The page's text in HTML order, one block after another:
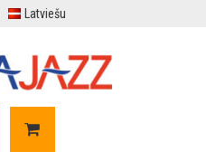
Latviešu